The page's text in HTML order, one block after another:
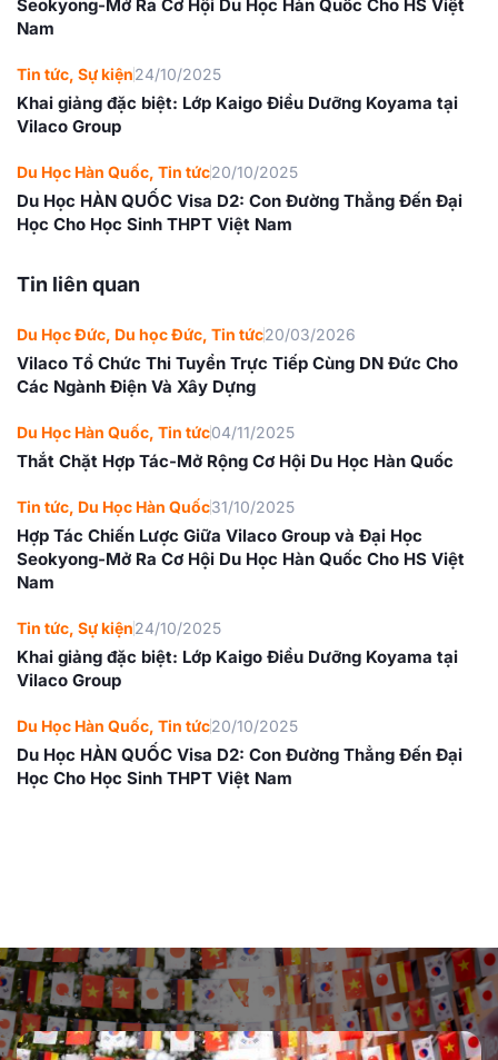
Seokyong-Mở Ra Cơ Hội Du Học Hàn Quốc Cho HS Việt
Nam
Tin tức, Sự kiện24/10/2025
Khai giảng đặc biệt: Lớp Kaigo Điều Dưỡng Koyama tại
Vilaco Group
Du Học Hàn Quốc, Tin tức20/10/2025
Du Học HÀN QUỐC Visa D2: Con Đường Thẳng Đến Đại
Học Cho Học Sinh THPT Việt Nam
Tin liên quan
Du Học Đức, Du học Đức, Tin tức20/03/2026
Vilaco Tổ Chức Thi Tuyển Trực Tiếp Cùng DN Đức Cho
Các Ngành Điện Và Xây Dựng
Du Học Hàn Quốc, Tin tức04/11/2025
Thắt Chặt Hợp Tác-Mở Rộng Cơ Hội Du Học Hàn Quốc
Tin tức, Du Học Hàn Quốc31/10/2025
Hợp Tác Chiến Lược Giữa Vilaco Group và Đại Học
Seokyong-Mở Ra Cơ Hội Du Học Hàn Quốc Cho HS Việt
Nam
Tin tức, Sự kiện24/10/2025
Khai giảng đặc biệt: Lớp Kaigo Điều Dưỡng Koyama tại
Vilaco Group
Du Học Hàn Quốc, Tin tức20/10/2025
Du Học HÀN QUỐC Visa D2: Con Đường Thẳng Đến Đại
Học Cho Học Sinh THPT Việt Nam